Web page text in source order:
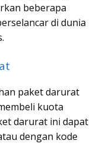
beberapa
di dunia
paket darurat
kuota
darurat ini dapat
dengan kode